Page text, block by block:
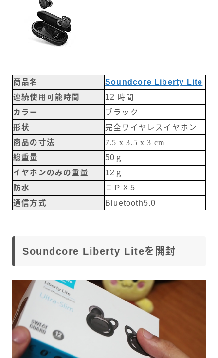
商品名
Soundcore Liberty Lite
連続使用可能時間
12 時間
カラー
ブラック
形状
完全ワイヤレスイヤホン
商品の寸法
7.5 x 3.5 x 3 cm
総重量
50ｇ
イヤホンのみの重量
12ｇ
防水
ＩＰＸ5
通信方式
Bluetooth5.0
Soundcore Liberty Liteを開封